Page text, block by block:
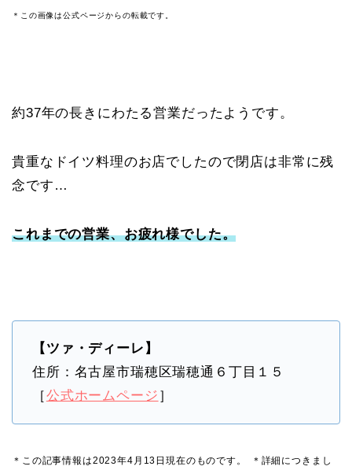
＊この画像は公式ページからの転載です。
約37年の長きにわたる営業だったようです。
貴重なドイツ料理のお店でしたので閉店は非常に残
念です…
これまでの営業、お疲れ様でした。
【ツァ・ディーレ】
住所：名古屋市瑞穂区瑞穂通６丁目１５
［公式ホームページ ］
＊この記事情報は2023年4月13日現在のものです。 ＊詳細につきまし